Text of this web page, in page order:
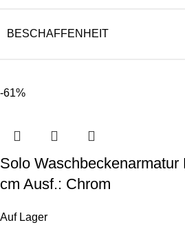
BESCHAFFENHEIT
-61%
Solo Waschbeckenarmatur
cm Ausf.: Chrom
Auf Lager